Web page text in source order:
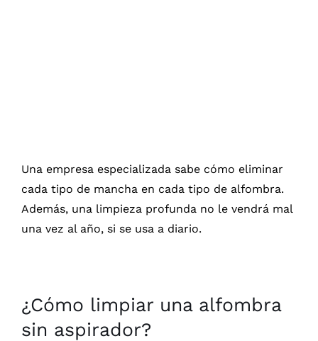
Una empresa especializada sabe cómo eliminar
cada tipo de mancha en cada tipo de alfombra.
Además, una limpieza profunda no le vendrá mal
una vez al año, si se usa a diario.
¿Cómo limpiar una alfombra
sin aspirador?